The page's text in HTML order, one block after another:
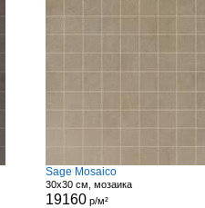
Sage Mosaico
30x30 см, мозаика
19160р/м²